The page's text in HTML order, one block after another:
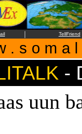
| TellFriend
. s o m a
-
uun